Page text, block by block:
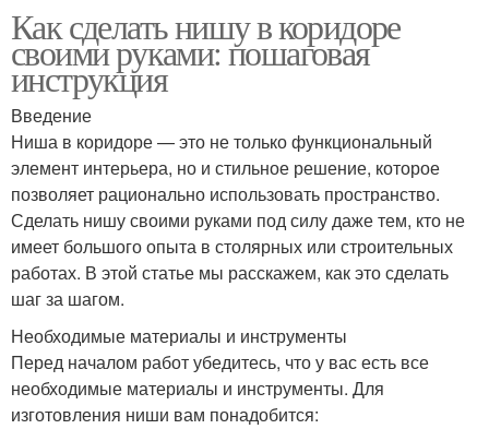
Как сделать нишу в коридоре
своими руками: пошаговая
инструкция
Введение
Ниша в коридоре — это не только функциональный
элемент интерьера, но и стильное решение, которое
позволяет рационально использовать пространство.
Сделать нишу своими руками под силу даже тем, кто не
имеет большого опыта в столярных или строительных
работах. В этой статье мы расскажем, как это сделать
шаг за шагом.
Необходимые материалы и инструменты
Перед началом работ убедитесь, что у вас есть все
необходимые материалы и инструменты. Для
изготовления ниши вам понадобится: